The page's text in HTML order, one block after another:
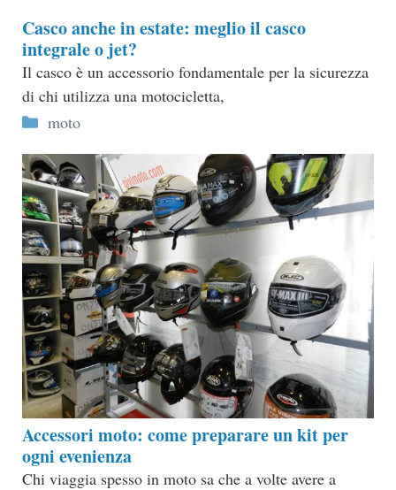
Casco anche in estate: meglio il casco
integrale o jet?
Il casco è un accessorio fondamentale per la sicurezza
di chi utilizza una motocicletta,
Categorie
moto
Accessori moto: come preparare un kit per
ogni evenienza
Chi viaggia spesso in moto sa che a volte avere a